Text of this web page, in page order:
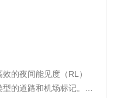
的夜间能见度（RL）
的道路和机场标记。